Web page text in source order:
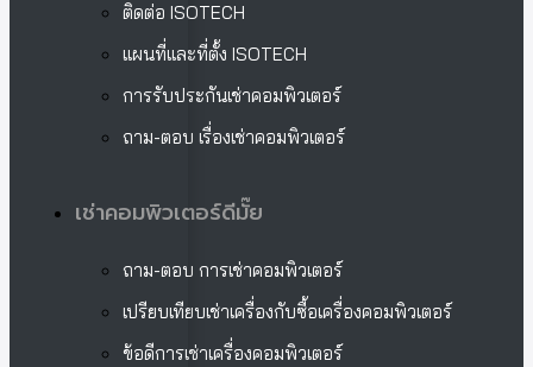
ติดต่อ ISOTECH
แผนที่และที่ตั้ง ISOTECH
การรับประกันเช่าคอมพิวเตอร์
ถาม-ตอบ เรื่องเช่าคอมพิวเตอร์
เช่าคอมพิวเตอร์ดีมั๊ย
ถาม-ตอบ การเช่าคอมพิวเตอร์
เปรียบเทียบเช่าเครื่องกับซื้อเครื่องคอมพิวเตอร์
ข้อดีการเช่าเครื่องคอมพิวเตอร์